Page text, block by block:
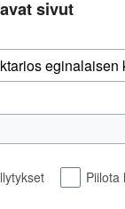
ihmiset
liittyminen
sivut
Piilota